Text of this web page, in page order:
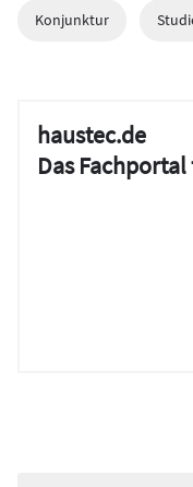
Konjunktur
haustec.de
Das